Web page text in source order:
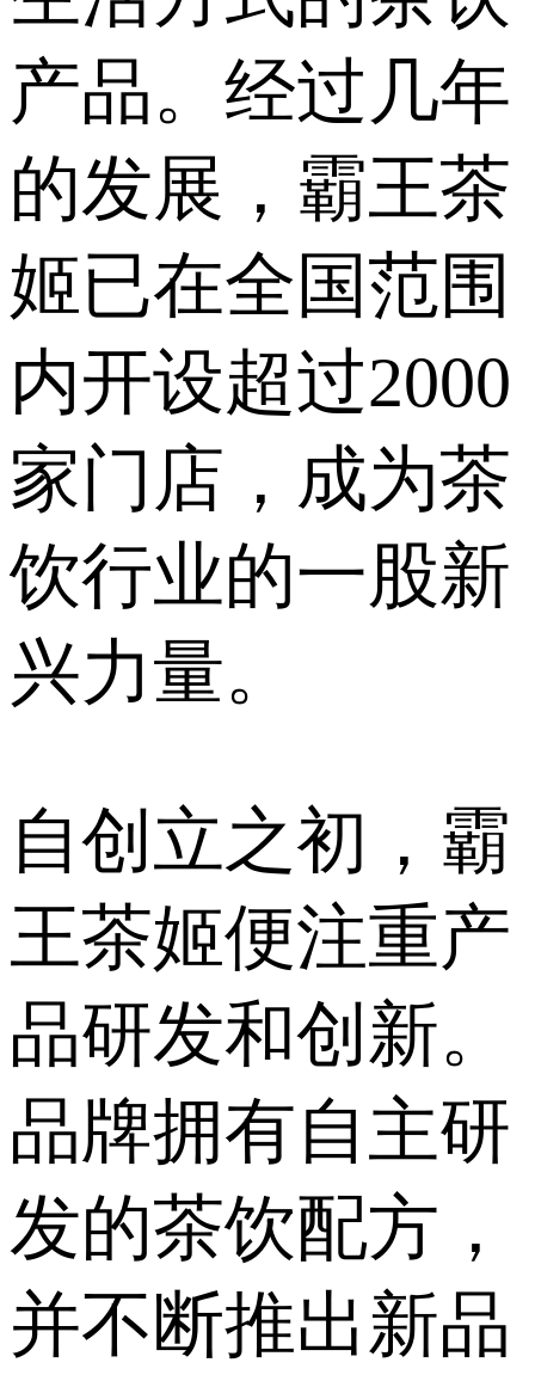
产品。经过几年
的发展，霸王茶
姬已在全国范围
内开设超过2000
家门店，成为茶
饮行业的一股新
兴力量。
自创立之初，霸
王茶姬便注重产
品研发和创新。
品牌拥有自主研
发的茶饮配方，
并不断推出新品